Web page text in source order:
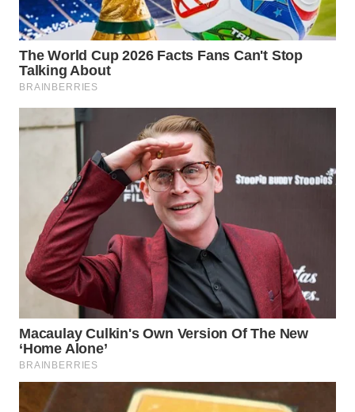
WN
KALTENG
WN
WN
KALTIM
WN
SULSEL
WN
GORONTALO
SULUT